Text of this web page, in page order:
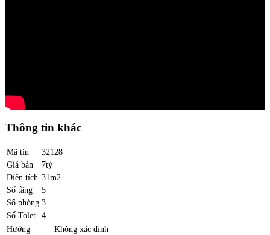
Thông tin khác
Mã tin
32128
Giá bán
7tỷ
Diện tích 31m2
Số tầng
5
Số phòng 3
Số Tolet
4
Hướng
Không xác định